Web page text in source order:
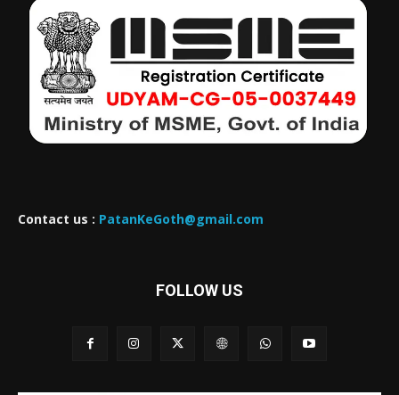
Contact us : PatanKeGoth@gmail.com
FOLLOW US